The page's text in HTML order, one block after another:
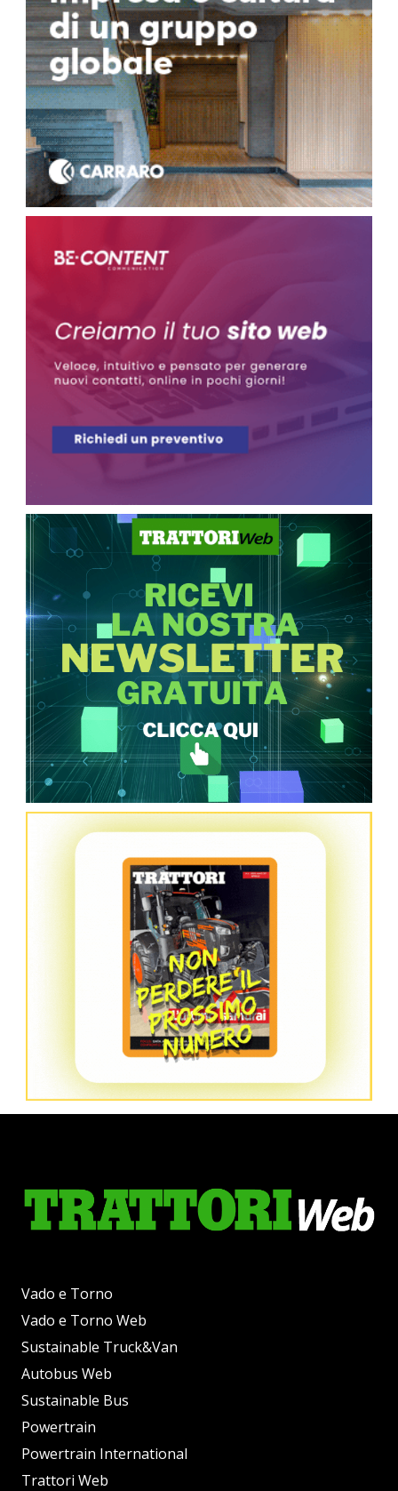
Vado e Torno
Vado e Torno Web
Sustainable Truck&Van
Autobus Web
Sustainable Bus
Powertrain
Powertrain International
Trattori Web